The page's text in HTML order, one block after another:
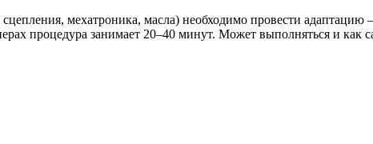
мехатроника, масла) необходимо провести
процедура занимает 20–40 минут. Может выполняться и как